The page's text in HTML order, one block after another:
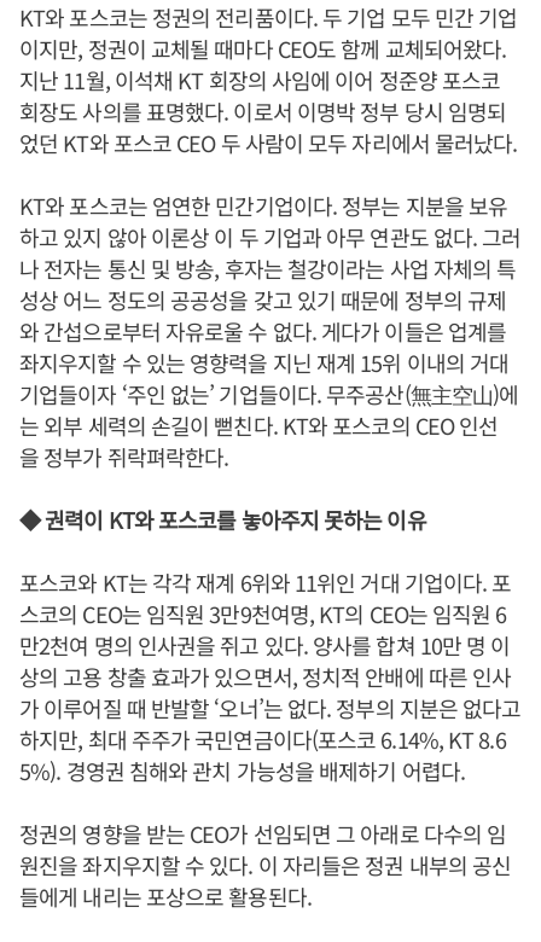
KT와 포스코는 정권의 전리품이다. 두 기업 모두 민간 기업
이지만, 정권이 교체될 때마다 CEO도 함께 교체되어왔다.
지난 11월, 이석채 KT 회장의 사임에 이어 정준양 포스코
회장도 사의를 표명했다. 이로서 이명박 정부 당시 임명되
었던 KT와 포스코 CEO 두 사람이 모두 자리에서 물러났다.
KT와 포스코는 엄연한 민간기업이다. 정부는 지분을 보유
하고 있지 않아 이론상 이 두 기업과 아무 연관도 없다. 그러
나 전자는 통신 및 방송, 후자는 철강이라는 사업 자체의 특
성상 어느 정도의 공공성을 갖고 있기 때문에 정부의 규제
와 간섭으로부터 자유로울 수 없다. 게다가 이들은 업계를
좌지우지할 수 있는 영향력을 지닌 재계 15위 이내의 거대
기업들이자 ‘주인 없는’ 기업들이다. 무주공산(無主空山)에
는 외부 세력의 손길이 뻗친다. KT와 포스코의 CEO 인선
을 정부가 쥐락펴락한다.
◆ 권력이 KT와 포스코를 놓아주지 못하는 이유
포스코와 KT는 각각 재계 6위와 11위인 거대 기업이다. 포
스코의 CEO는 임직원 3만9천여명, KT의 CEO는 임직원 6
만2천여 명의 인사권을 쥐고 있다. 양사를 합쳐 10만 명 이
상의 고용 창출 효과가 있으면서, 정치적 안배에 따른 인사
가 이루어질 때 반발할 ‘오너’는 없다. 정부의 지분은 없다고
하지만, 최대 주주가 국민연금이다(포스코 6.14%, KT 8.6
5%). 경영권 침해와 관치 가능성을 배제하기 어렵다.
정권의 영향을 받는 CEO가 선임되면 그 아래로 다수의 임
원진을 좌지우지할 수 있다. 이 자리들은 정권 내부의 공신
들에게 내리는 포상으로 활용된다.